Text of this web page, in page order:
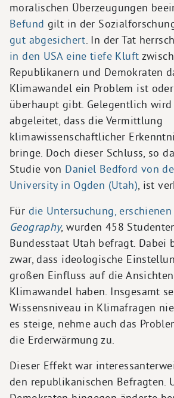
moralischen Überzeugungen
Befund gilt in der
gut abgesichert. In der Tat
in den USA eine tiefe Kluft
Republikanern und Demokraten
Klimawandel ein Problem ist
überhaupt gibt. Gelegentlich wird
abgeleitet, dass die Vermittlung
klimawissenschaftlicher
bringe. Doch dieser Schluss, so
Studie von Daniel Bedford von
University in Ogden (Utah), ist
Für die Untersuchung,
Geography, wurden 458
Bundesstaat Utah befragt. Dabei
zwar, dass ideologische
großen Einfluss auf die
Klimawandel haben. Insgesamt
Wissensniveau in Klimafragen
es steige, nehme auch das
die Erderwärmung zu.
Dieser Effekt war
den republikanischen Befragten.